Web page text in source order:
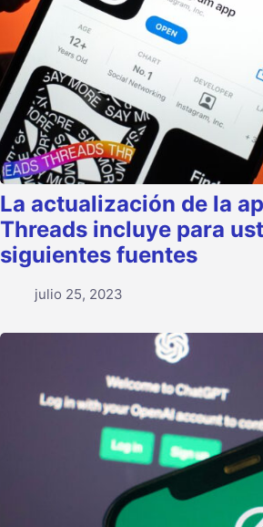
La actualización de la
Threads incluye para
siguientes fuentes
julio 25, 2023